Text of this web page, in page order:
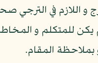
و اللازم في الترجي
يكن للمتكلم و
المقام.